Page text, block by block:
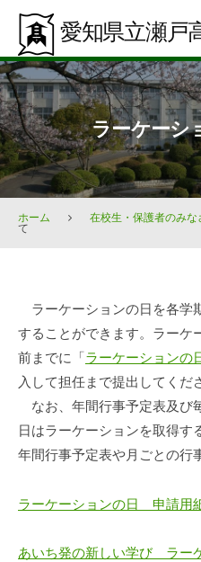
Skip
content
愛知県立瀬戸
ラーケーシ
ホーム 在校生・保護者のみな
て
ラ
ー
ケ
ー
シ
ョ
ン
つ
い
て
ラーケーションの日を各学
することができます。ラーケ
前までに「ラーケーション
入して担任まで提出してくだ
なお、年間行事予定表及び
日はラーケーションを取得す
年間行事予定表や月ごとの行
ラーケーションの日 申請用
あいち発の新しい学び ラー